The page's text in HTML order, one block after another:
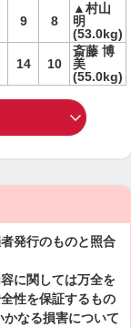
9 8
▲村山
明
(53.0kg)
14 10
斎藤 博
美
(55.0kg)
発行のものと照合
に関しては万全を
性を保証するもの
なる損害について